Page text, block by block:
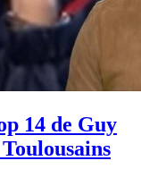
14 de Guy